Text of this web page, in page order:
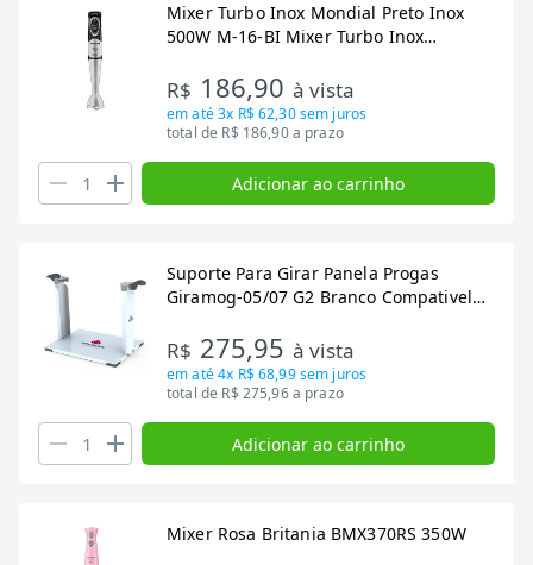
Mixer Turbo Inox Mondial Preto Inox
500W M-16-BI Mixer Turbo Inox
R$ 186,90 à vista
em até3x R$ 62,30sem juros
total de R$ 186,90 a prazo
Adicionar ao carrinho
Suporte Para Girar Panela Progas
Giramog-05/07 G2 Branco Compativel
R$ 275,95 à vista
em até4x R$ 68,99sem juros
total de R$ 275,96 a prazo
Adicionar ao carrinho
Mixer Rosa Britania BMX370RS 350W